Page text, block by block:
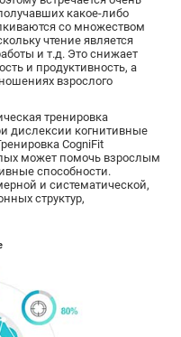
какое-либо
со множеством
чтение является
и т.д. Это снижает
и продуктивность, а
взрослого
тренировка
дислексии когнитивные
CogniFit
может помочь взрослым
способности.
и систематической,
структур,